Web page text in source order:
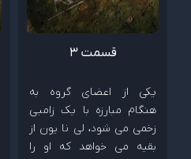
قسمت ۳
یکی از اعضای گروه به
هنگام مبارزه با یک زامبی
زخمی می شود، لی نا یون از
بقیه می خواهد که او را